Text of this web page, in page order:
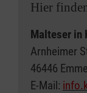
Hier
Malteser in
Arnheimer
46446
E-Mail: